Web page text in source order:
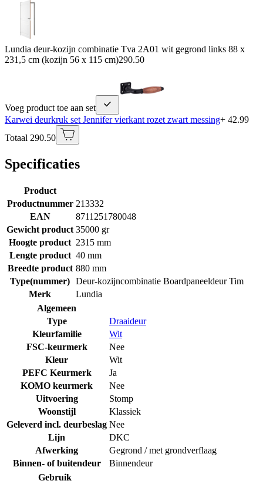
Lundia deur-kozijn combinatie Tva 2A01 wit gegrond links 88 x
231,5 cm (kozijn 56 x 115 cm)290.50
Voeg product toe aan set
Karwei deurkruk set Jennifer vierkant rozet zwart messing+ 42.99
Totaal 290.50
Specificaties
Product
Productnummer 213332
EAN
8711251780048
Gewicht product 35000 gr
Hoogte product 2315 mm
Lengte product 40 mm
Breedte product 880 mm
Type(nummer) Deur-kozijncombinatie Boardpaneeldeur Tim
Merk
Lundia
Algemeen
Type
Draaideur
Kleurfamilie
Wit
FSC-keurmerk
Nee
Kleur
Wit
PEFC Keurmerk
Ja
KOMO keurmerk
Nee
Uitvoering
Stomp
Woonstijl
Klassiek
Geleverd incl. deurbeslag Nee
Lijn
DKC
Afwerking
Gegrond / met grondverflaag
Binnen- of buitendeur
Binnendeur
Gebruik